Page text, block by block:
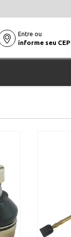
Entre ou
informe seu CEP